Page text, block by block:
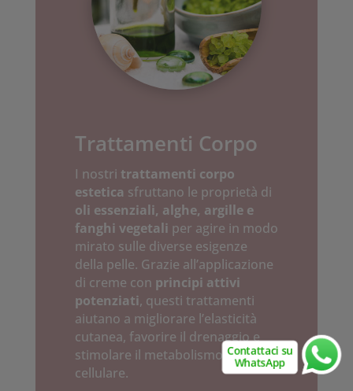
Trattamenti Corpo
I nostri trattamenti corpo
estetica sfruttano le proprietà di
oli essenziali, alghe, argille e
fanghi vegetali per agire in modo
mirato sulle diverse esigenze
della pelle. Grazie all’applicazione
di creme con principi attivi
potenziati, questi trattamenti
aiutano a migliorare l’elasticità
cutanea, favorire il drenaggio e
stimolare il metabolismo
cellulare.